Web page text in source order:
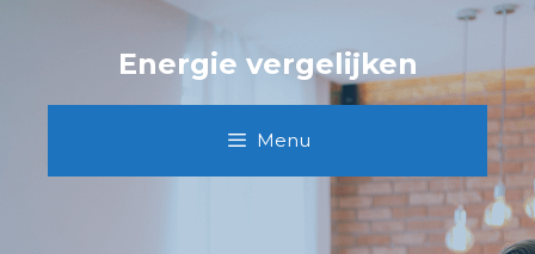
Energie vergelijken
Menu